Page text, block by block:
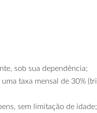
sob sua dependência;
taxa mensal de 30%
sem limitação de idade;